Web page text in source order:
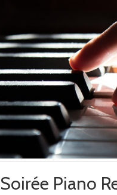
Piano